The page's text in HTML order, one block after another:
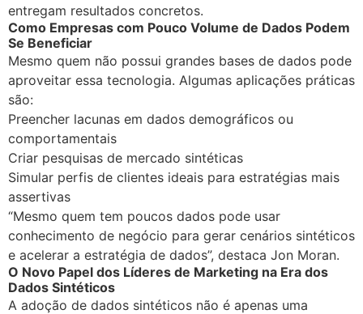
entregam resultados concretos.
Como Empresas com Pouco Volume de Dados Podem
Se Beneficiar
Mesmo quem não possui grandes bases de dados pode
aproveitar essa tecnologia. Algumas aplicações práticas
são:
Preencher lacunas em dados demográficos ou
comportamentais
Criar pesquisas de mercado sintéticas
Simular perfis de clientes ideais para estratégias mais
assertivas
“Mesmo quem tem poucos dados pode usar
conhecimento de negócio para gerar cenários sintéticos
e acelerar a estratégia de dados”, destaca Jon Moran.
O Novo Papel dos Líderes de Marketing na Era dos
Dados Sintéticos
A adoção de dados sintéticos não é apenas uma